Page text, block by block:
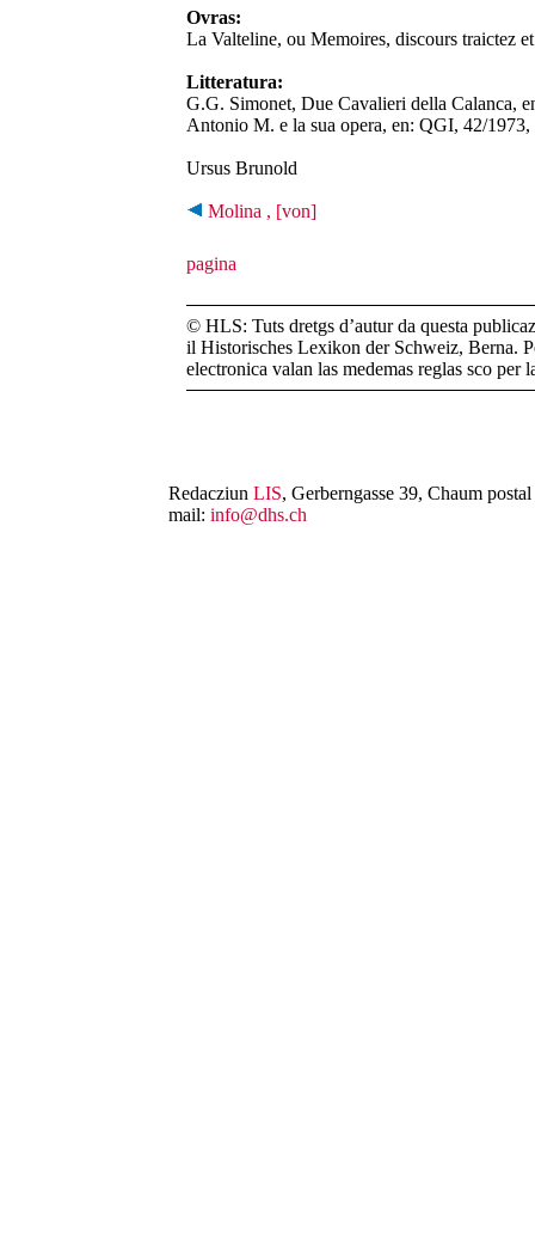
Ovras:
La Valteline, ou Memoires, discours traictez
Litteratura:
G.G. Simonet, Due Cavalieri della Calanca,
Antonio M. e la sua opera, en: QGI, 42/1973,
Ursus Brunold
Molina , [von]
© HLS: Tuts dretgs d’autur da questa
il Historisches Lexikon der Schweiz, Berna.
electronica valan las medemas reglas sco per
Redacziun LIS, Gerberngasse 39, Chaum
mail: info@dhs.ch